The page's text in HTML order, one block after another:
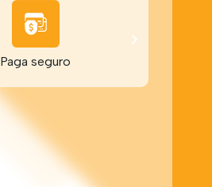
Paga seguro